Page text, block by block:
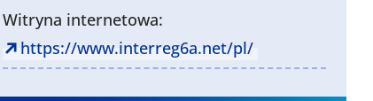
Witryna internetowa:
https://www.interreg6a.net/pl/